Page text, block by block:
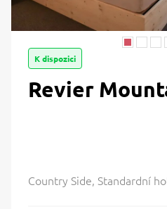
K dispozici
Revier
Country Side, Standardní